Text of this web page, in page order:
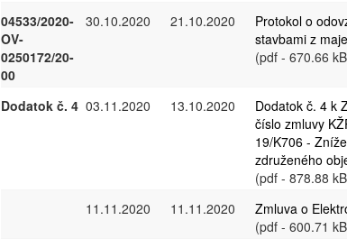
04533/2020-
OV-
0250172/20-
00
30.10.2020 21.10.2020
Protokol o
stavbami z
(pdf - 670.66
Dodatok č. 4 03.11.2020 13.10.2020
Dodatok č. 4 k
číslo zmluvy
19/K706 -
združeného
(pdf - 878.88
11.11.2020 11.11.2020
Zmluva o
(pdf - 600.71